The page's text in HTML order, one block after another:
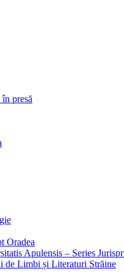
presă
Oradea
Apulensis – Series
de Limbi și Literaturi Străine